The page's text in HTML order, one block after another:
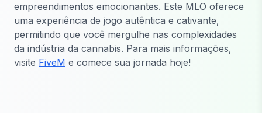
empreendimentos emocionantes. Este MLO oferece
uma experiência de jogo autêntica e cativante,
permitindo que você mergulhe nas complexidades
da indústria da cannabis. Para mais informações,
visite FiveM e comece sua jornada hoje!